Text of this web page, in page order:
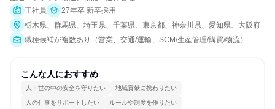
正社員
27年卒 新卒採用
栃木県、群馬県、埼玉県、千葉県、東京都、神奈川県、愛知県、大阪府
職種候補が複数あり（営業、交通/運輸、SCM/生産管理/購買/物流）
こんな人におすすめ
人・世の中の安全を守りたい 地域貢献に携わりたい
人の仕事をサポートしたい ルールや制度を作りたい